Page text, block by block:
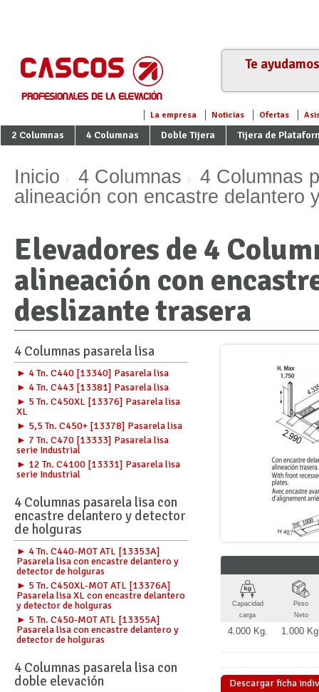
La empresa Noticias Ofertas
2 Columnas 4 Columnas Doble Tijera Tijera de
Te
Inicio 4 Columnas
4 Columnas
alineación con encastre delantero
Elevadores de 4
alineación con
deslizante trasera
4 Columnas pasarela lisa
► 4 Tn. C440 [13340] Pasarela lisa
► 4 Tn. C443 [13381] Pasarela lisa
► 5 Tn. C450XL [13376] Pasarela lisa
XL
► 5,5 Tn. C450+ [13378] Pasarela lisa
► 7 Tn. C470 [13333] Pasarela lisa
serie Industrial
► 12 Tn. C4100 [13331] Pasarela lisa
serie Industrial
4 Columnas pasarela lisa con
encastre delantero y detector
de holguras
► 4 Tn. C440-MOT ATL [13353A]
Pasarela lisa con encastre delantero y
detector de holguras
► 5 Tn. C450XL-MOT ATL [13376A]
Pasarela lisa XL con encastre delantero
y detector de holguras
► 5 Tn. C450-MOT ATL [13355A]
Pasarela lisa con encastre delantero y
detector de holguras
4 Columnas pasarela lisa con
doble elevación
Capacidad
carga
Peso
Neto
4.000 Kg. 1.000
Descargar ficha